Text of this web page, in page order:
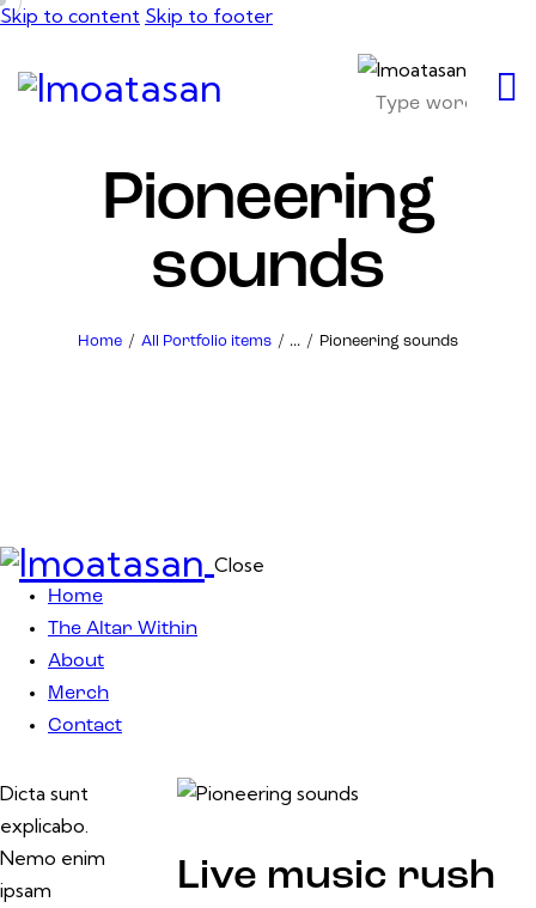
Skip to content Skip to footer
Pioneering
sounds
Home All Portfolio items ... Pioneering sounds
Close
Home
The Altar Within
About
Merch
Contact
Dicta sunt
explicabo.
Nemo enim
ipsam
Live music rush